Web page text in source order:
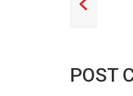
POST